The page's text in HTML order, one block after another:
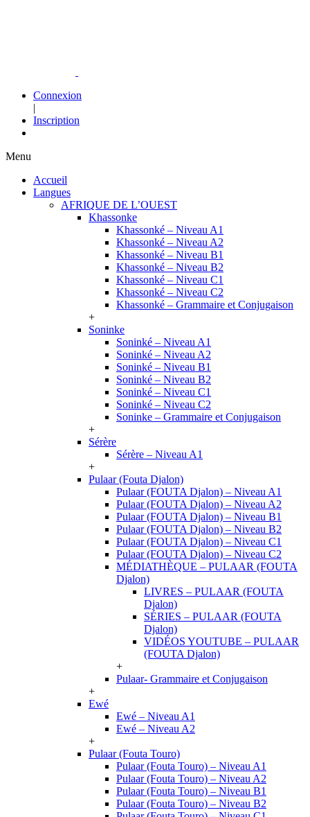
Connexion
|
Inscription
Menu
Accueil
Langues
AFRIQUE DE L’OUEST
Khassonke
Khassonké – Niveau A1
Khassonké – Niveau A2
Khassonké – Niveau B1
Khassonké – Niveau B2
Khassonké – Niveau C1
Khassonké – Niveau C2
Khassonké – Grammaire et Conjugaison
+
Soninke
Soninké – Niveau A1
Soninké – Niveau A2
Soninké – Niveau B1
Soninké – Niveau B2
Soninké – Niveau C1
Soninké – Niveau C2
Soninke – Grammaire et Conjugaison
+
Sérère
Sérère – Niveau A1
+
Pulaar (Fouta Djalon)
Pulaar (FOUTA Djalon) – Niveau A1
Pulaar (FOUTA Djalon) – Niveau A2
Pulaar (FOUTA Djalon) – Niveau B1
Pulaar (FOUTA Djalon) – Niveau B2
Pulaar (FOUTA Djalon) – Niveau C1
Pulaar (FOUTA Djalon) – Niveau C2
MÉDIATHÈQUE – PULAAR (FOUTA
Djalon)
LIVRES – PULAAR (FOUTA
Djalon)
SÉRIES – PULAAR (FOUTA
Djalon)
VIDÉOS YOUTUBE – PULAAR
(FOUTA Djalon)
+
Pulaar- Grammaire et Conjugaison
+
Ewé
Ewé – Niveau A1
Ewé – Niveau A2
+
Pulaar (Fouta Touro)
Pulaar (Fouta Touro) – Niveau A1
Pulaar (Fouta Touro) – Niveau A2
Pulaar (Fouta Touro) – Niveau B1
Pulaar (Fouta Touro) – Niveau B2